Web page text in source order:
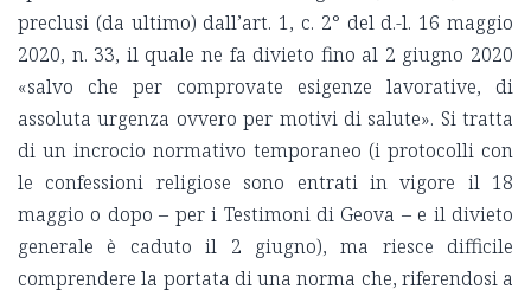
preclusi (da ultimo) dall’art. 1, c. 2° del d.-l. 16 maggio
2020, n. 33, il quale ne fa divieto fino al 2 giugno 2020
«salvo che per comprovate esigenze lavorative, di
assoluta urgenza ovvero per motivi di salute». Si tratta
di un incrocio normativo temporaneo (i protocolli con
le confessioni religiose sono entrati in vigore il 18
maggio o dopo – per i Testimoni di Geova – e il divieto
generale è caduto il 2 giugno), ma riesce difficile
comprendere la portata di una norma che, riferendosi a